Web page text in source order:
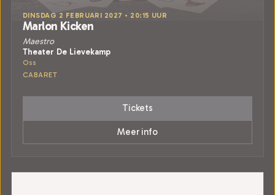
DINSDAG 2 FEBRUARI 2027 • 20:15 UUR
Marlon Kicken
Maestro
Theater De Lievekamp
Oss
CABARET
Tickets
Meer info